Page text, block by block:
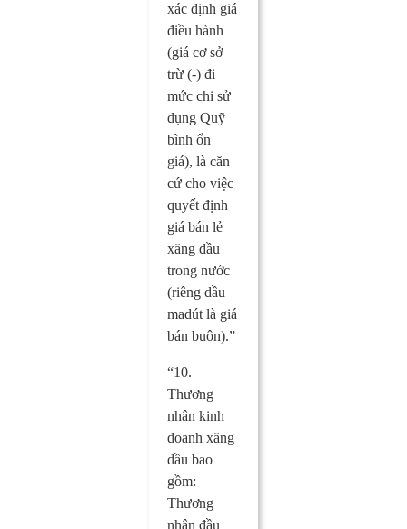
xác định giá
điều hành
(giá cơ sở
trừ (-) đi
mức chi sử
dụng Quỹ
bình ổn
giá), là căn
cứ cho việc
quyết định
giá bán lẻ
xăng dầu
trong nước
(riêng dầu
madút là giá
bán buôn).”
“10.
Thương
nhân kinh
doanh xăng
dầu bao
gồm:
Thương
nhân đầu